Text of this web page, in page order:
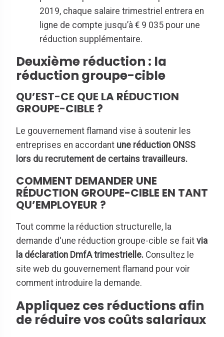
2019, chaque salaire trimestriel entrera en
ligne de compte jusqu’à € 9 035 pour une
réduction supplémentaire.
Deuxième réduction : la
réduction groupe-cible
QU’EST-CE QUE LA RÉDUCTION
GROUPE-CIBLE ?
Le gouvernement flamand vise à soutenir les
entreprises en accordant une réduction ONSS
lors du recrutement de certains travailleurs.
COMMENT DEMANDER UNE
RÉDUCTION GROUPE-CIBLE EN TANT
QU’EMPLOYEUR ?
Tout comme la réduction structurelle, la
demande d'une réduction groupe-cible se fait via
la déclaration DmfA trimestrielle. Consultez le
site web du gouvernement flamand pour voir
comment introduire la demande.
Appliquez ces réductions afin
de réduire vos coûts salariaux